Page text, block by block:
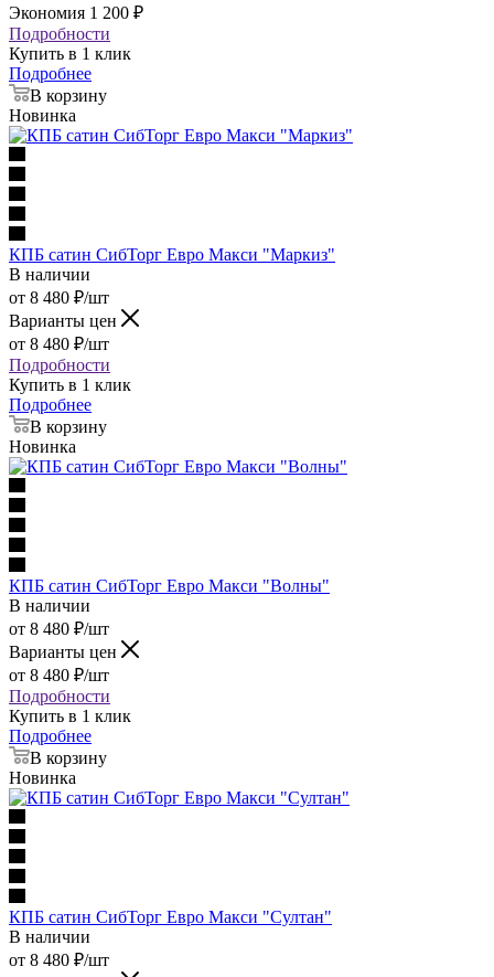
Экономия 1 200 ₽
Подробности
Купить в 1 клик
Подробнее
В корзину
Новинка
КПБ сатин СибТорг Евро Макси "Маркиз"
В наличии
от 8 480 ₽/шт
Варианты цен
от 8 480 ₽/шт
Подробности
Купить в 1 клик
Подробнее
В корзину
Новинка
КПБ сатин СибТорг Евро Макси "Волны"
В наличии
от 8 480 ₽/шт
Варианты цен
от 8 480 ₽/шт
Подробности
Купить в 1 клик
Подробнее
В корзину
Новинка
КПБ сатин СибТорг Евро Макси "Султан"
В наличии
от 8 480 ₽/шт